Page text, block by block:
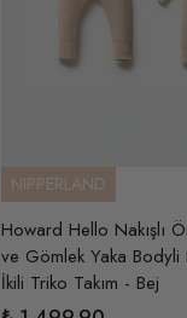
NIPPERLAND
Howard Hello Nakışlı
ve Gömlek Yaka Bodyli
İkili Triko Takım - Bej